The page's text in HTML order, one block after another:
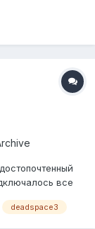
все
как раз
deadspace3